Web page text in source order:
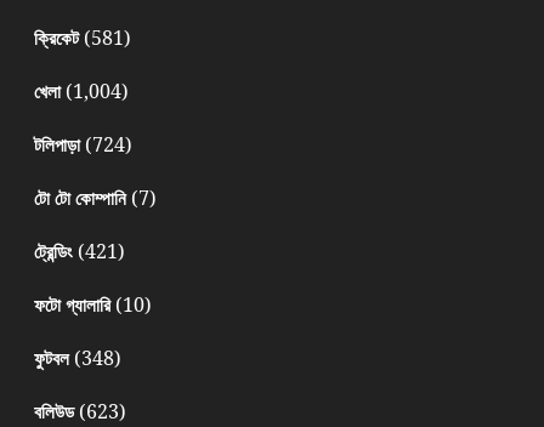
ক্রিকেট(581)
খেলা(1,004)
টলিপাড়া(724)
টো টো কোম্পানি(7)
ট্রেন্ডিং(421)
ফটো গ্যালারি(10)
ফুটবল(348)
বলিউড(623)